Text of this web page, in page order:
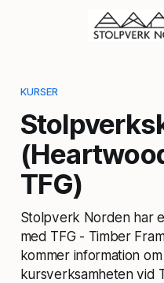
KURSER
TFG)
Stolpverk Norden har
med TFG - Timber
kommer information
kursverksamheten vid